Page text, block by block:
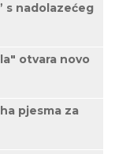
s nadolazećeg
otvara novo
pjesma za